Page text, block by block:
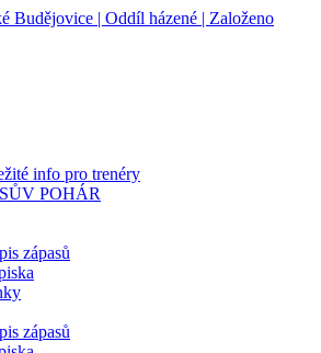
České
| Oddíl házené |
klub v Českých
info pro trenéry
POHÁR
zápasů
zápasů